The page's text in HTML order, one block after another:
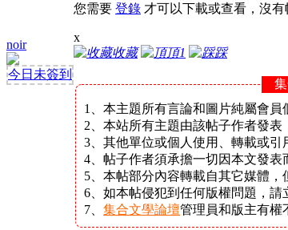
noir
今日未簽到
您需要 登錄 才可以下載或查看，沒有
x
收藏
頂1 踩
1、本主題所有言論和圖片純屬會
2、本站所有主題由該帖子作者發表
3、其他單位或個人使用、轉載或
4、帖子作者須承擔一切因本文發
5、本帖部分內容轉載自其它媒體
6、如本帖侵犯到任何版權問題，
7、 集合文學論壇管理員和版主有權